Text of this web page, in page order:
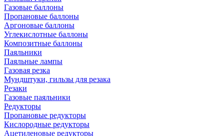
Газовые баллоны
Пропановые баллоны
Аргоновые баллоны
Углекислотные баллоны
Композитные баллоны
Паяльники
Паяльные лампы
Газовая резка
Мундштуки, гильзы для резака
Резаки
Газовые паяльники
Редукторы
Пропановые редукторы
Кислородные редукторы
Ацетиленовые редукторы